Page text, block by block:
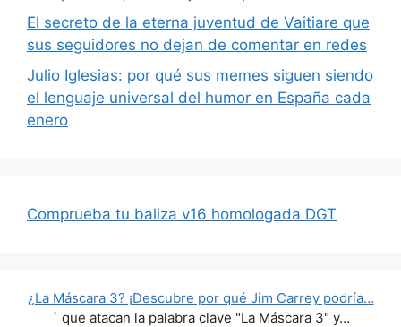
El secreto de la eterna juventud de Vaitiare que
sus seguidores no dejan de comentar en redes
Julio Iglesias: por qué sus memes siguen siendo
el lenguaje universal del humor en España cada
enero
Comprueba tu baliza v16 homologada DGT
¿La Máscara 3? ¡Descubre por qué Jim Carrey podría…
` que atacan la palabra clave "La Máscara 3" y…